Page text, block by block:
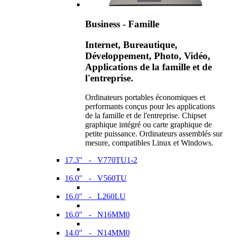
Business - Famille
Internet, Bureautique,
Développement, Photo, Vidéo,
Applications de la famille et de
l'entreprise.
Ordinateurs portables économiques et
performants conçus pour les applications
de la famille et de l'entreprise. Chipset
graphique intégré ou carte graphique de
petite puissance. Ordinateurs assemblés sur
mesure, compatibles Linux et Windows.
17.3" - V770TU1-2
16.0" - V560TU
16.0" - L260LU
16.0" - N16MM0
14.0" - N14MM0